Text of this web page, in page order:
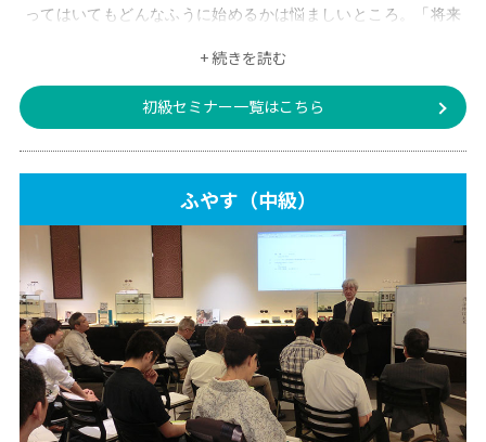
ってはいてもどんなふうに始めるかは悩ましいところ。「将来
+ 続きを読む
初級セミナー一覧はこちら
ふやす（中級）